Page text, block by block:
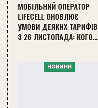
МОБІЛЬНИЙ ОПЕРАТОР
LIFECELL ОНОВЛЮЄ
УМОВИ ДЕЯКИХ ТАРИФІВ
З 26 ЛИСТОПАДА: КОГО…
НОВИНИ